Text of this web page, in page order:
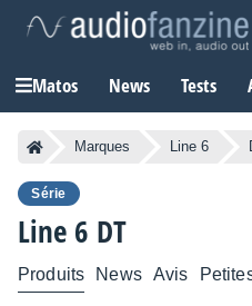
Matos News Tests
Marques Line 6
Série
Line 6 DT
Produits News Avis